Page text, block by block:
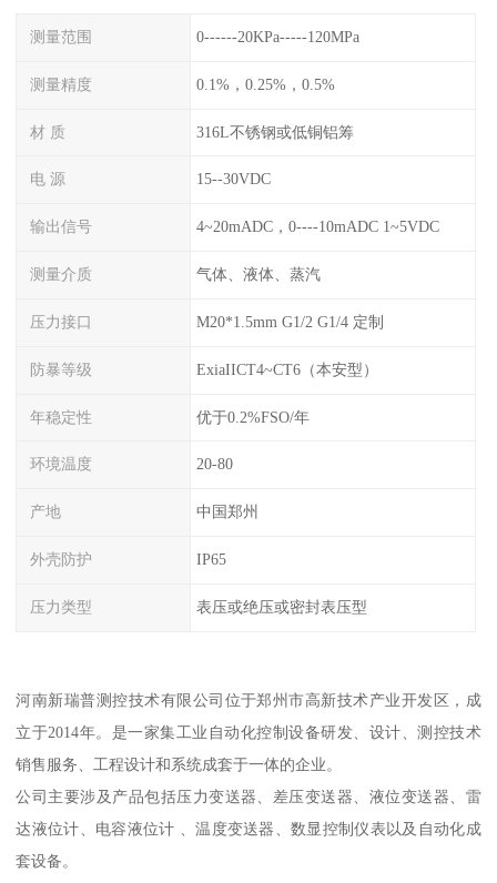
测量范围 0------20KPa-----120MPa
测量精度 0.1%，0.25%，0.5%
材 质 316L不锈钢或低铜铝筹
电 源 15--30VDC
输出信号 4~20mADC，0----10mADC 1~5VDC
测量介质 气体、液体、蒸汽
压力接口 M20*1.5mm G1/2 G1/4 定制
防暴等级 ExiaIICT4~CT6（本安型）
年稳定性 优于0.2%FSO/年
环境温度 20-80
产地 中国郑州
外壳防护 IP65
压力类型 表压或绝压或密封表压型
河南新瑞普测控技术有限公司位于郑州市高新技术产业开发区，成
立于2014年。是一家集工业自动化控制设备研发、设计、测控技术
销售服务、工程设计和系统成套于一体的企业。
公司主要涉及产品包括压力变送器、差压变送器、液位变送器、雷
达液位计、电容液位计 、温度变送器、数显控制仪表以及自动化成
套设备。